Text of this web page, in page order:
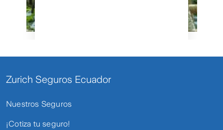
Zurich Seguros Ecuador
Nuestros Seguros
¡Cotiza tu seguro!